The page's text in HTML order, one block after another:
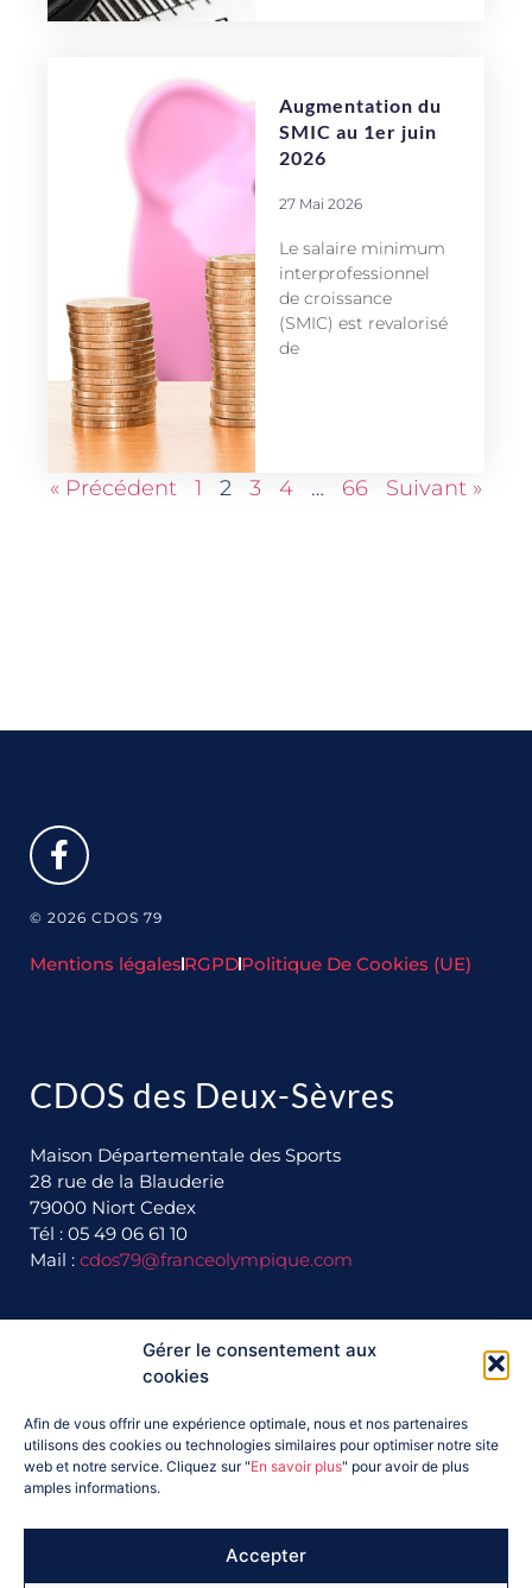
Gérer le consentement aux
cookies
Afin de vous offrir une expérience optimale, nous et nos partenaires
utilisons des cookies ou technologies similaires pour optimiser notre site
web et notre service. Cliquez sur "En savoir plus" pour avoir de plus
amples informations.
Accepter
Augmentation du
SMIC au 1er juin
2026
27 Mai 2026
Le salaire minimum
interprofessionnel
de croissance
(SMIC) est revalorisé
de
« Précédent 1 2 3 4 … 66 Suivant »
© 2026 CDOS 79
Mentions légales RGPDPolitique De Cookies (UE)
CDOS des Deux-Sèvres
Maison Départementale des Sports
28 rue de la Blauderie
79000 Niort Cedex
Tél : 05 49 06 61 10
Mail : cdos79@franceolympique.com
Ils nous soutiennent :